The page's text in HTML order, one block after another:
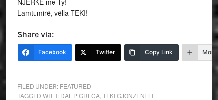
Lamtumirë, vëlla TEKI!
Share via:
Facebook Twitter Copy Link More
FILED UNDER: FEATURED
TAGGED WITH: DALIP GRECA, TEKI GJONZENELI